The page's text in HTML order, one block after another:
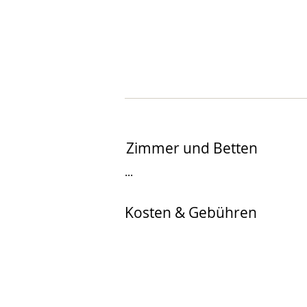
Zimmer und Betten
...
Kosten & Gebühren